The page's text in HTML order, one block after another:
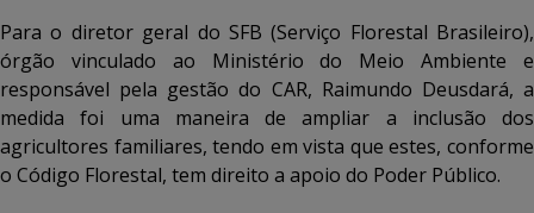
Para o diretor geral do SFB (Serviço Florestal Brasileiro),
órgão vinculado ao Ministério do Meio Ambiente e
responsável pela gestão do CAR, Raimundo Deusdará, a
medida foi uma maneira de ampliar a inclusão dos
agricultores familiares, tendo em vista que estes, conforme
o Código Florestal, tem direito a apoio do Poder Público.